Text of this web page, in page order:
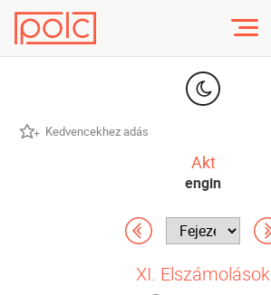
Kedvencekhez adás
Akt
engin
XI. Elszámolások